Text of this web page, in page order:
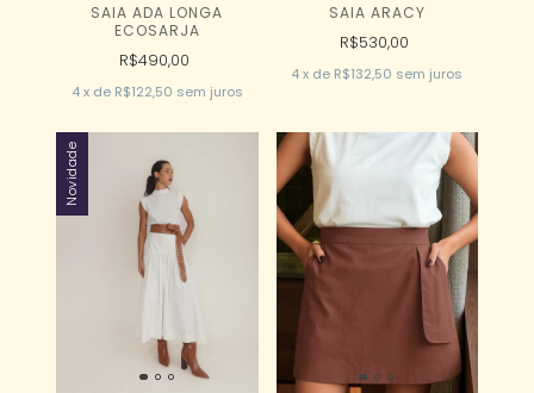
SAIA ADA LONGA
ECOSARJA
R$490,00
4 x de R$122,50 sem juros
SAIA ARACY
R$530,00
4 x de R$132,50 sem juros
Novidade